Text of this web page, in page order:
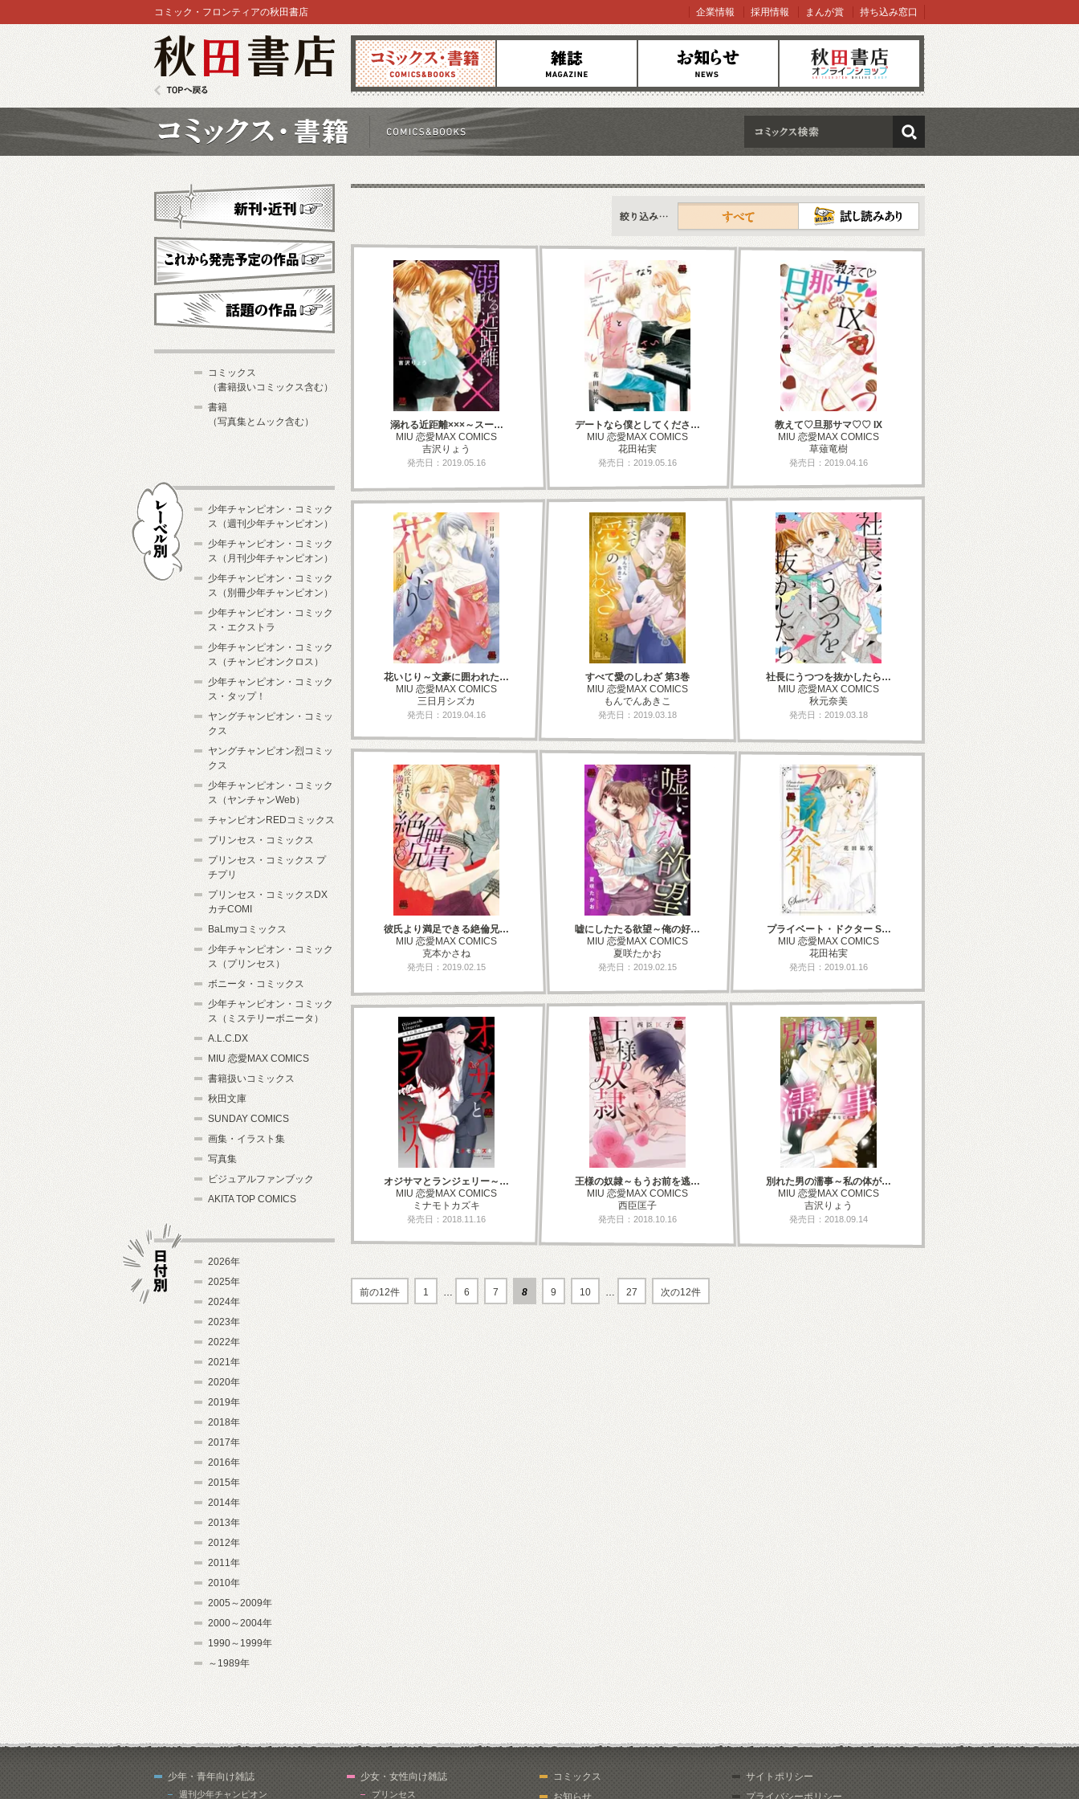
コミックス 雑誌 お知らせ オンラインショップ
コミック・フロンティアの秋田書店 企業情報 採用情報 まんが賞 持ち込み窓口
検索
新刊情報
すべて
溺れる近距離×××～スー…
MIU 恋愛MAX COMICS
吉沢りょう
発売日：2019.05.16
デートなら僕としてくださ…
MIU 恋愛MAX COMICS
花田祐実
発売日：2019.05.16
教えて♡旦那サマ♡♡ IX
MIU 恋愛MAX COMICS
草薙竜樹
発売日：2019.04.16
花いじり～文豪に囲われた…
MIU 恋愛MAX COMICS
三日月シズカ
発売日：2019.04.16
すべて愛のしわざ 第3巻
MIU 恋愛MAX COMICS
もんでんあきこ
発売日：2019.03.18
社長にうつつを抜かしたら…
MIU 恋愛MAX COMICS
秋元奈美
発売日：2019.03.18
彼氏より満足できる絶倫兄…
MIU 恋愛MAX COMICS
克本かさね
発売日：2019.02.15
嘘にしたたる欲望～俺の好…
MIU 恋愛MAX COMICS
夏咲たかお
発売日：2019.02.15
プライベート・ドクター S…
MIU 恋愛MAX COMICS
花田祐実
発売日：2019.01.16
オジサマとランジェリー～…
MIU 恋愛MAX COMICS
ミナモトカズキ
発売日：2018.11.16
王様の奴隷～もうお前を逃…
MIU 恋愛MAX COMICS
西臣匡子
発売日：2018.10.16
別れた男の濡事～私の体が…
MIU 恋愛MAX COMICS
吉沢りょう
発売日：2018.09.14
前の12件 1 … 6 7 8 9 10 … 27 次の12件
新刊・近刊
これから発売予定
コミックス
（書籍扱いコミックス含む）
書籍
（写真集とムック含む）
少年チャンピオン・コミック
ス（週刊少年チャンピオン）
少年チャンピオン・コミック
ス（月刊少年チャンピオン）
少年チャンピオン・コミック
ス（別冊少年チャンピオン）
少年チャンピオン・コミック
ス・エクストラ
少年チャンピオン・コミック
ス（チャンピオンクロス）
少年チャンピオン・コミック
ス・タップ！
ヤングチャンピオン・コミッ
クス
ヤングチャンピオン烈コミッ
クス
少年チャンピオン・コミック
ス（ヤンチャンWeb）
チャンピオンREDコミックス
プリンセス・コミックス
プリンセス・コミックス プ
チプリ
プリンセス・コミックスDX
カチCOMI
BaLmyコミックス
少年チャンピオン・コミック
ス（プリンセス）
ボニータ・コミックス
少年チャンピオン・コミック
ス（ミステリーボニータ）
A.L.C.DX
MIU 恋愛MAX COMICS
書籍扱いコミックス
秋田文庫
SUNDAY COMICS
画集・イラスト集
写真集
ビジュアルファンブック
AKITA TOP COMICS
2026年
2025年
2024年
2023年
2022年
2021年
2020年
2019年
2018年
2017年
2016年
2015年
2014年
2013年
2012年
2011年
2010年
2005～2009年
2000～2004年
1990～1999年
～1989年
少年・青年向け雑誌
週刊少年チャンピオン
少女・女性向け雑誌
プリンセス
コミックス
お知らせ
サイトポリシー
プライバシーポリシー